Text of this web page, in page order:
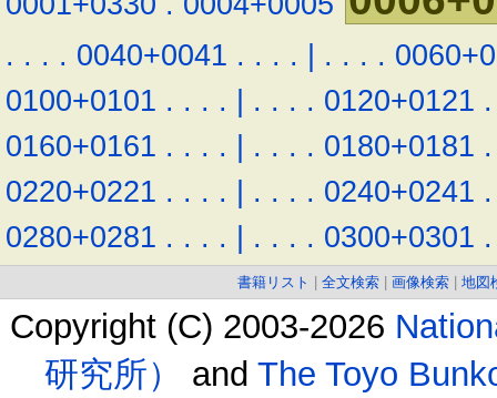
. . . . 0040+0041 . . . . | . . . .
0100+0101 . . . . | . . . . 0120+0121 .
0160+0161 . . . . | . . . . 0180+0181 .
0220+0221 . . . . | . . . . 0240+0241 .
0280+0281 . . . . | . . . . 0300+0301 .
書籍リスト 全文検索 画像検索 地図
Copyright (C) 2003-2026
研究所）
and The Toyo